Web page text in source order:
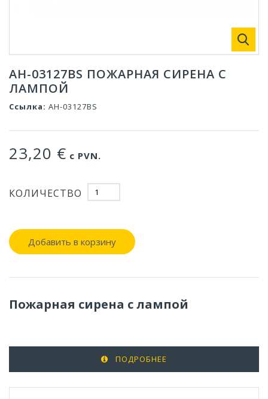
AH-03127BS ПОЖАРНАЯ СИРЕНА С
ЛАМПОЙ
Ссылка: AH-03127BS
23,20 € с PVN.
КОЛИЧЕСТВО
Добавить в корзину
Пожарная сирена с лампой
ПОДРОБНЕЕ